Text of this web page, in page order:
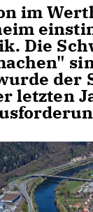
im
Die
der
letzten